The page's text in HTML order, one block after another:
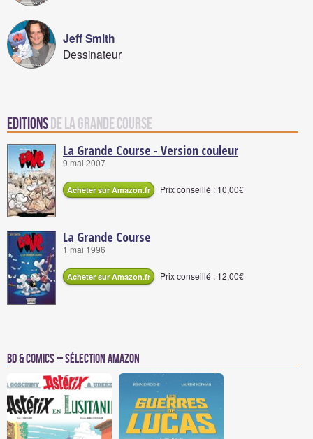
Jeff Smith
Dessinateur
Editionsde La Grande Course
La Grande Course - Version couleur
9 mai 2007
Acheter sur Amazon.fr Prix conseillé : 10,00€
La Grande Course
1 mai 1996
Acheter sur Amazon.fr Prix conseillé : 12,00€
BD & Comics – Sélection Amazon